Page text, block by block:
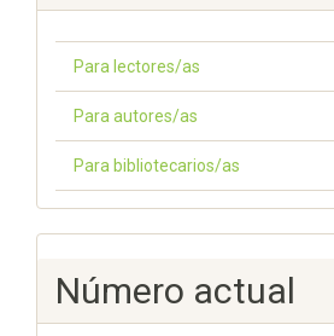
Para lectores/as
Para autores/as
Para bibliotecarios/as
Número actual